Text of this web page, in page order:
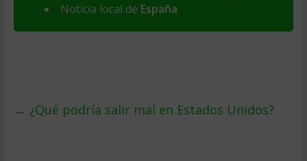
Noticia local de España
← ¿Qué podría salir mal en Estados Unidos?